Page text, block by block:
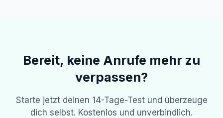
Bereit, keine Anrufe mehr zu
verpassen?
Starte jetzt deinen 14-Tage-Test und überzeuge
dich selbst. Kostenlos und unverbindlich.